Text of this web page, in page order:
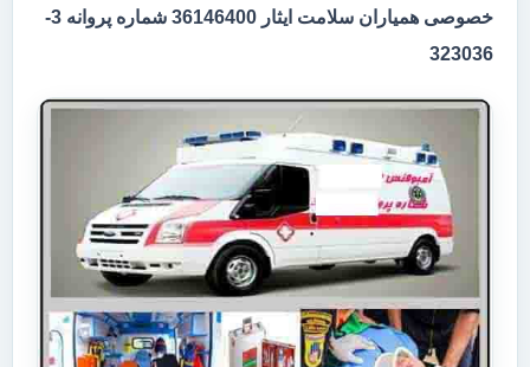
خصوصی همیاران سلامت ایثار 36146400 شماره پروانه 3-
323036